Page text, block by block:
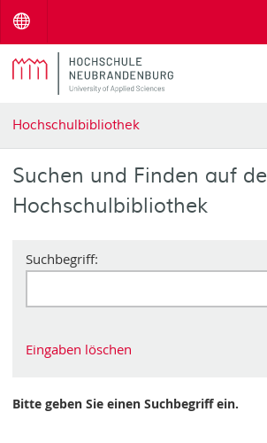
Hochschulbibliothek
Suchen und Finden auf
Hochschulbibliothek
Suchbegriff:
Eingaben löschen
Bitte geben Sie einen Suchbegriff ein.